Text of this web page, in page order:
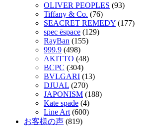
OLIVER PEOPLES (93)
Tiffany & Co. (76)
SEACRET REMEDY (177)
spec ēspace (129)
RayBan (155)
999.9 (498)
AKITTO (48)
BCPC (304)
BVLGARI (13)
DJUAL (270)
JAPONISM (188)
Kate spade (4)
Line Art (600)
お客様の声 (819)